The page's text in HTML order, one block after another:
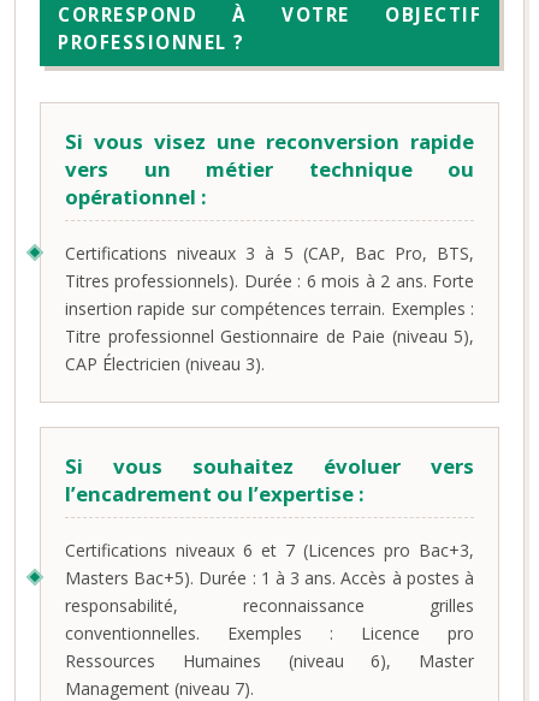
CORRESPOND À VOTRE OBJECTIF
PROFESSIONNEL ?
Si vous visez une reconversion rapide
vers un métier technique ou
opérationnel :
Certifications niveaux 3 à 5 (CAP, Bac Pro, BTS,
Titres professionnels). Durée : 6 mois à 2 ans. Forte
insertion rapide sur compétences terrain. Exemples :
Titre professionnel Gestionnaire de Paie (niveau 5),
CAP Électricien (niveau 3).
Si vous souhaitez évoluer vers
l’encadrement ou l’expertise :
Certifications niveaux 6 et 7 (Licences pro Bac+3,
Masters Bac+5). Durée : 1 à 3 ans. Accès à postes à
responsabilité, reconnaissance grilles
conventionnelles. Exemples : Licence pro
Ressources Humaines (niveau 6), Master
Management (niveau 7).